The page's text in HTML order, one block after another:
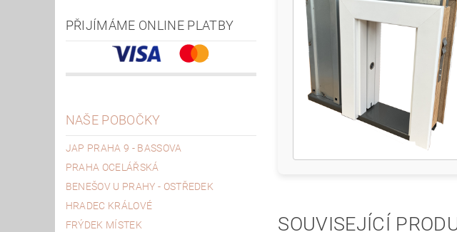
PŘIJÍMÁME ONLINE PLATBY
NAŠE POBOČKY
JAP PRAHA 9 - BASSOVA
PRAHA OCELÁŘSKÁ
BENEŠOV U PRAHY - OSTŘEDEK
HRADEC KRÁLOVÉ
FRÝDEK MÍSTEK
SOUVISEJÍCÍ